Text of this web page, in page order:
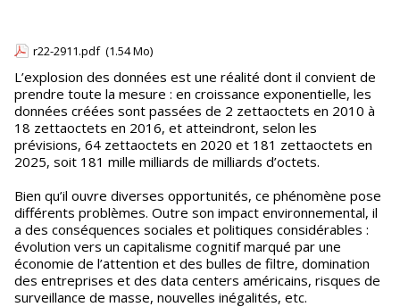
r22-2911.pdf (1.54 Mo)
L’explosion des données est une réalité dont il convient de
prendre toute la mesure : en croissance exponentielle, les
données créées sont passées de 2 zettaoctets en 2010 à
18 zettaoctets en 2016, et atteindront, selon les
prévisions, 64 zettaoctets en 2020 et 181 zettaoctets en
2025, soit 181 mille milliards de milliards d’octets.
Bien qu’il ouvre diverses opportunités, ce phénomène pose
différents problèmes. Outre son impact environnemental, il
a des conséquences sociales et politiques considérables :
évolution vers un capitalisme cognitif marqué par une
économie de l’attention et des bulles de filtre, domination
des entreprises et des data centers américains, risques de
surveillance de masse, nouvelles inégalités, etc.